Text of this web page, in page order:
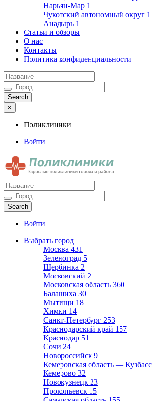
Нарьян-Мар 1
Чукотский автономный округ 1
Анадырь 1
Статьи и обзоры
О нас
Контакты
Политика конфиденциальности
×
Поликлиники
Войти
Поликлиники
Взрослые поликлиники города и района
Войти
Выбрать город
Москва 431
Зеленоград 5
Щербинка 2
Московский 2
Московская область 360
Балашиха 30
Мытищи 18
Химки 14
Санкт-Петербург 253
Краснодарский край 157
Краснодар 51
Сочи 24
Новороссийск 9
Кемеровская область — Кузбасс
Кемерово 32
Новокузнецк 23
Прокопьевск 15